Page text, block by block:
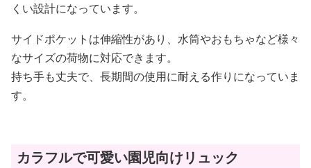
くい設計になっています。
サイドポケットは伸縮性があり、水筒やおもちゃなど様々
なサイズの荷物に対応できます。
持ち手も丈夫で、長期間の使用に耐える作りになっていま
す。
カラフルで可愛い園児向けリュック